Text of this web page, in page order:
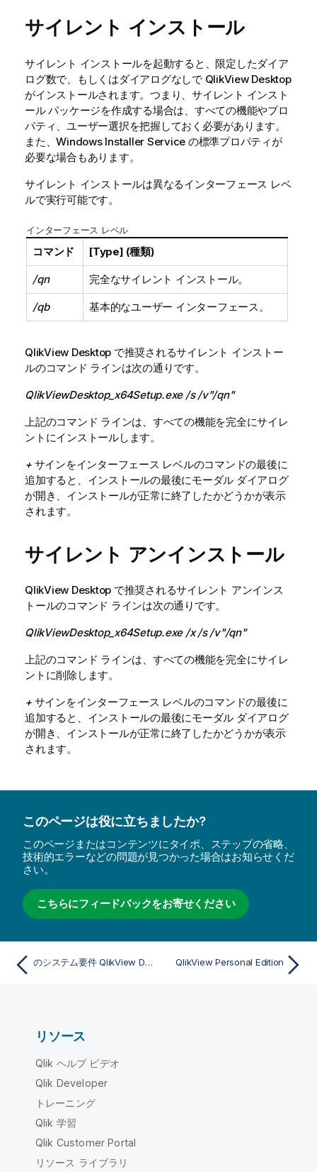
サイレント インストール
サイレント インストールを起動すると、限定したダイア
ログ数で、もしくはダイアログなしで QlikView Desktop
がインストールされます。つまり、サイレント インスト
ール パッケージを作成する場合は、すべての機能やプロ
パティ、ユーザー選択を把握しておく必要があります。
また、Windows Installer Service の標準プロパティが
必要な場合もあります。
サイレント インストールは異なるインターフェース レベ
ルで実行可能です。
インターフェース レベル
コマンド [Type] (種類)
/qn 完全なサイレント インストール。
/qb 基本的なユーザー インターフェース。
QlikView Desktop で推奨されるサイレント インストー
ルのコマンド ラインは次の通りです。
QlikViewDesktop_x64Setup.exe /s /v"/qn"
上記のコマンド ラインは、すべての機能を完全にサイレ
ントにインストールします。
+サインをインターフェース レベルのコマンドの最後に
追加すると、インストールの最後にモーダル ダイアログ
が開き、インストールが正常に終了したかどうかが表示
されます。
サイレント アンインストール
QlikView Desktop で推奨されるサイレント アンインス
トールのコマンド ラインは次の通りです。
QlikViewDesktop_x64Setup.exe /x /s /v"/qn"
上記のコマンド ラインは、すべての機能を完全にサイレ
ントに削除します。
+サインをインターフェース レベルのコマンドの最後に
追加すると、インストールの最後にモーダル ダイアログ
が開き、インストールが正常に終了したかどうかが表示
されます。
このページは役に立ちましたか?
このページまたはコンテンツにタイポ、ステップの省略、
技術的エラーなどの問題が見つかった場合はお知らせくだ
さい。
こちらにフィードバックをお寄せください
のシステム要件 QlikView Desktop QlikView Personal Edition
リソース
Qlik ヘルプ ビデオ
Qlik Developer
トレーニング
Qlik 学習
Qlik Customer Portal
リソース ライブラリ